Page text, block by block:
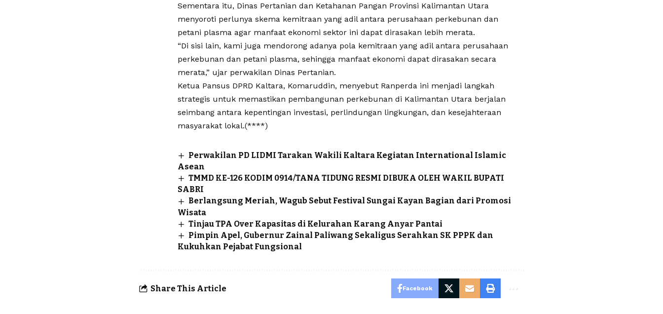
Sementara itu, Dinas Pertanian dan Ketahanan Pangan Provinsi Kalimantan Utara
menyoroti perlunya skema kemitraan yang adil antara perusahaan perkebunan dan
petani plasma agar manfaat ekonomi sektor ini dapat dirasakan lebih merata.
“Di sisi lain, kami juga mendorong adanya pola kemitraan yang adil antara perusahaan
perkebunan dan petani plasma, sehingga manfaat ekonomi dapat dirasakan secara
merata,” ujar perwakilan Dinas Pertanian.
Ketua Pansus DPRD Kaltara, Komaruddin, menyebut Ranperda ini menjadi langkah
strategis untuk memastikan pembangunan perkebunan di Kalimantan Utara berjalan
seimbang antara kepentingan investasi, perlindungan lingkungan, dan kesejahteraan
masyarakat lokal.(****)
Perwakilan PD LIDMI Tarakan Wakili Kaltara Kegiatan International Islamic
Asean
TMMD KE-126 KODIM 0914/TANA TIDUNG RESMI DIBUKA OLEH WAKIL BUPATI
SABRI
Berlangsung Meriah, Wagub Sebut Festival Sungai Kayan Bagian dari Promosi
Wisata
Tinjau TPA Over Kapasitas di Kelurahan Karang Anyar Pantai
Pimpin Apel, Gubernur Zainal Paliwang Sekaligus Serahkan SK PPPK dan
Kukuhkan Pejabat Fungsional
Share This Article Facebook